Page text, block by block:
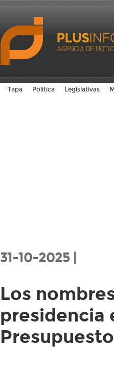
Tapa Politica Legislativas
31-10-2025 |
Los
presidencia